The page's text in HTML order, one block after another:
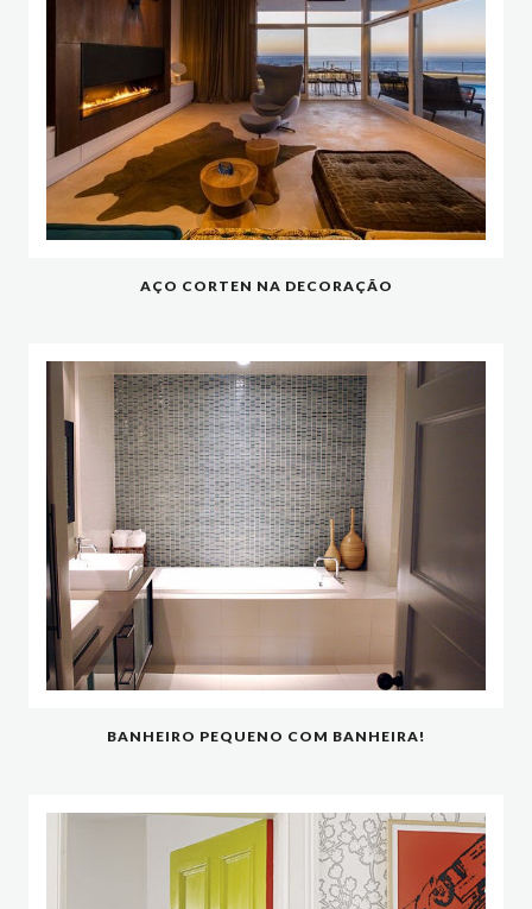
AÇO CORTEN NA DECORAÇÃO
BANHEIRO PEQUENO COM BANHEIRA!